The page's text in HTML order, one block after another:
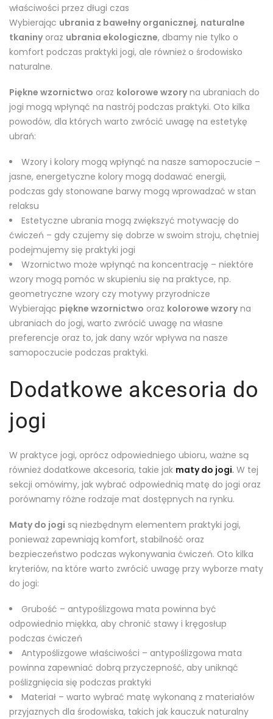
właściwości przez długi czas
Wybierając ubrania z bawełny organicznej, naturalne
tkaniny oraz ubrania ekologiczne, dbamy nie tylko o
komfort podczas praktyki jogi, ale również o środowisko
naturalne.
Piękne wzornictwo oraz kolorowe wzory na ubraniach do
jogi mogą wpłynąć na nastrój podczas praktyki. Oto kilka
powodów, dla których warto zwrócić uwagę na estetykę
ubrań:
Wzory i kolory mogą wpłynąć na nasze samopoczucie –
jasne, energetyczne kolory mogą dodawać energii,
podczas gdy stonowane barwy mogą wprowadzać w stan
relaksu
Estetyczne ubrania mogą zwiększyć motywację do
ćwiczeń – gdy czujemy się dobrze w swoim stroju, chętniej
podejmujemy się praktyki jogi
Wzornictwo może wpłynąć na koncentrację – niektóre
wzory mogą pomóc w skupieniu się na praktyce, np.
geometryczne wzory czy motywy przyrodnicze
Wybierając piękne wzornictwo oraz kolorowe wzory na
ubraniach do jogi, warto zwrócić uwagę na własne
preferencje oraz to, jak dany wzór wpływa na nasze
samopoczucie podczas praktyki.
Dodatkowe akcesoria do
jogi
W praktyce jogi, oprócz odpowiedniego ubioru, ważne są
również dodatkowe akcesoria, takie jak maty do jogi. W tej
sekcji omówimy, jak wybrać odpowiednią matę do jogi oraz
porównamy różne rodzaje mat dostępnych na rynku.
Maty do jogi są niezbędnym elementem praktyki jogi,
ponieważ zapewniają komfort, stabilność oraz
bezpieczeństwo podczas wykonywania ćwiczeń. Oto kilka
kryteriów, na które warto zwrócić uwagę przy wyborze maty
do jogi:
Grubość – antypoślizgowa mata powinna być
odpowiednio miękka, aby chronić stawy i kręgosłup
podczas ćwiczeń
Antypoślizgowe właściwości – antypoślizgowa mata
powinna zapewniać dobrą przyczepność, aby uniknąć
poślizgnięcia się podczas praktyki
Materiał – warto wybrać matę wykonaną z materiałów
przyjaznych dla środowiska, takich jak kauczuk naturalny